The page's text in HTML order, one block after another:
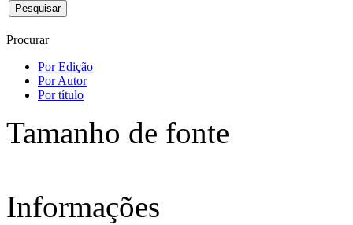
Procurar
Por Edição
Por Autor
Por título
Tamanho de fonte
Informações